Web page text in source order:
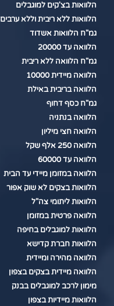
הלוואות בצ'קים למוגבלים
הלוואות ללא ריבית וללא ערבים
גמ"ח הלוואות אשדוד
הלוואה עד 20000
גמ"ח הלוואה ללא ריבית
הלוואה מיידית 10000
הלוואה בריבית באילת
גמ"ח כסף דחוף
הלוואה בנתניה
הלוואה חצי מיליון
הלוואה 250 אלף שקל
הלוואה עד 60000
הלוואה במזומן מיידי עד הבית
הלוואות בצקים לא שוק אפור
הלוואות ליתומי צה"ל
הלוואה פרטית במזומן
הלוואות למוגבלים בחיפה
הלוואות חברת קדישא
הלוואה מהירה ומיידית
הלוואה מיידית בצקים בצפון
מימון לרכב למוגבלים בבנק
הלוואות מיידיות בצפון